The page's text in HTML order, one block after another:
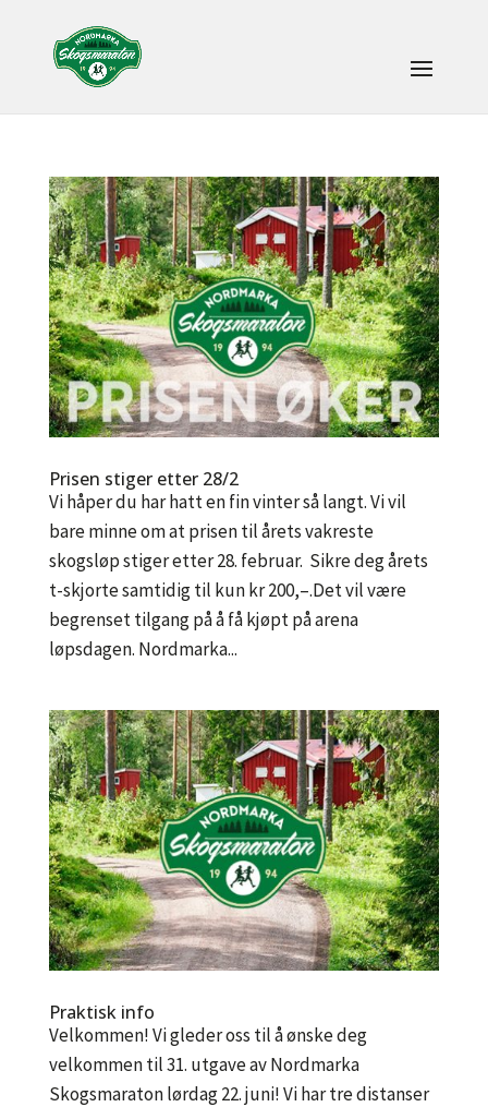
Prisen stiger etter 28/2
Vi håper du har hatt en fin vinter så langt. Vi vil
bare minne om at prisen til årets vakreste
skogsløp stiger etter 28. februar. Sikre deg årets
t-skjorte samtidig til kun kr 200,–.Det vil være
begrenset tilgang på å få kjøpt på arena
løpsdagen. Nordmarka...
Praktisk info
Velkommen! Vi gleder oss til å ønske deg
velkommen til 31. utgave av Nordmarka
Skogsmaraton lørdag 22. juni! Vi har tre distanser